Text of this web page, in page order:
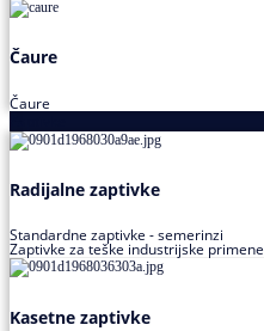
Čaure
Čaure
Radijalne zaptivke
Standardne zaptivke - semerinzi
Zaptivke za teške industrijske primene
Kasetne zaptivke